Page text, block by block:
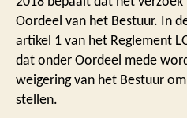
Oordeel van het Bestuur. In
artikel 1 van het Reglement
dat onder Oordeel mede
weigering van het Bestuur
stellen.